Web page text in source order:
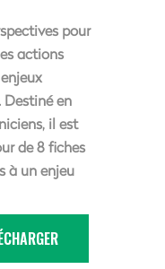
pour
actions
Destiné en
il est
de 8 fiches
à un enjeu